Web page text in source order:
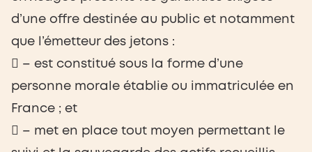
d’une offre destinée au public et notamment
que l’émetteur des jetons :
 – est constitué sous la forme d’une
personne morale établie ou immatriculée en
France ; et
 – met en place tout moyen permettant le